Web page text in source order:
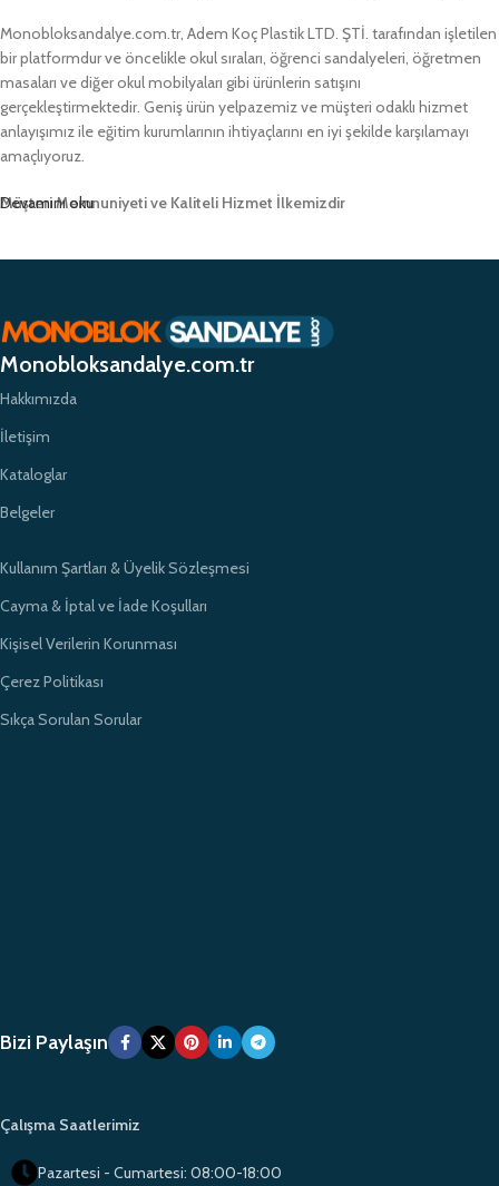
Monobloksandalye.com.tr, Adem Koç Plastik LTD. ŞTİ. tarafından işletilen
bir platformdur ve öncelikle okul sıraları, öğrenci sandalyeleri, öğretmen
masaları ve diğer okul mobilyaları gibi ürünlerin satışını
gerçekleştirmektedir. Geniş ürün yelpazemiz ve müşteri odaklı hizmet
anlayışımız ile eğitim kurumlarının ihtiyaçlarını en iyi şekilde karşılamayı
amaçlıyoruz.
Müşteri Memnuniyeti ve Kaliteli Hizmet İlkemizdir
zamanında teslimat garantimizle eğitim kurumlarının ihtiyaçlarına hızlı ve
etkili çözümler sunarak sektörde öncü bir konumda yer almayı
amaçlıyoruz.
Devamını oku
Monobloksandalye.com.tr
Hakkımızda
İletişim
Kataloglar
Belgeler
Kullanım Şartları & Üyelik Sözleşmesi
Cayma & İptal ve İade Koşulları
Kişisel Verilerin Korunması
Çerez Politikası
Sıkça Sorulan Sorular
Bizi Paylaşın
Çalışma Saatlerimiz
Pazartesi - Cumartesi: 08:00-18:00